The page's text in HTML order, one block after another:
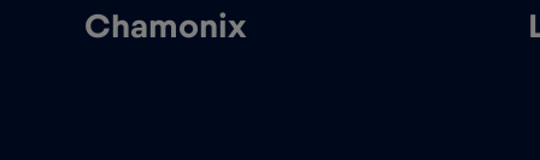
Chamonix